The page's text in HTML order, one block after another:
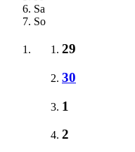
Sa
So
29
30
1
2